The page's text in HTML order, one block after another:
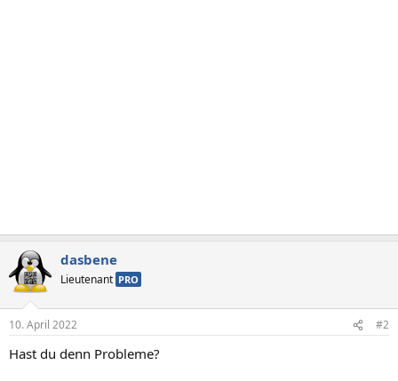
dasbene
Lieutenant PRO
10. April 2022 #2
Hast du denn Probleme?